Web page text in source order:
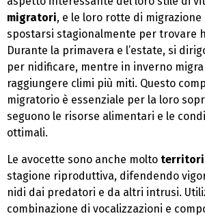
migratori, e le loro rotte di
spostarsi stagionalmente per trovare
Durante la primavera e l’estate, si
per nidificare, mentre in inverno
raggiungere climi più miti. Questo
migratorio è essenziale per la loro
seguono le risorse alimentari e le
ottimali.
Le avocette sono anche molto
stagione riproduttiva, difendendo
nidi dai predatori e da altri intrusi.
combinazione di vocalizzazioni e